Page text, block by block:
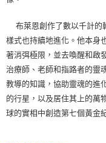
布萊恩創作了數以千計的
樣式也持續地進化。他本身
著消弭極限，並去喚醒和啟
治療師、老師和指路者的靈
教導的知識，協助靈魂的進
的行星，以及居住其上的萬
球的實相中創造第七個黃金